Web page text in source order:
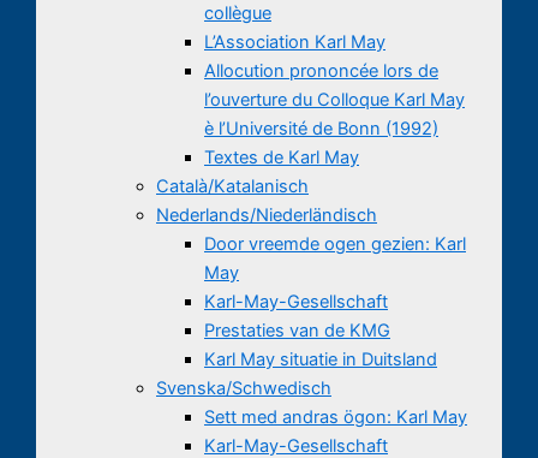
collègue
L’Association Karl May
Allocution prononcée lors de
l’ouverture du Colloque Karl May
è l’Université de Bonn (1992)
Textes de Karl May
Català/Katalanisch
Nederlands/Niederländisch
Door vreemde ogen gezien: Karl
May
Karl-May-Gesellschaft
Prestaties van de KMG
Karl May situatie in Duitsland
Svenska/Schwedisch
Sett med andras ögon: Karl May
Karl-May-Gesellschaft